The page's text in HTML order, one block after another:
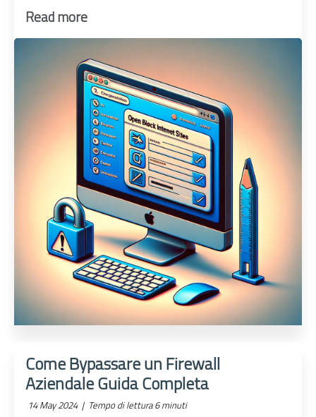
Read more
Come Bypassare un Firewall
Aziendale Guida Completa
14 May 2024 | Tempo di lettura 6 minuti